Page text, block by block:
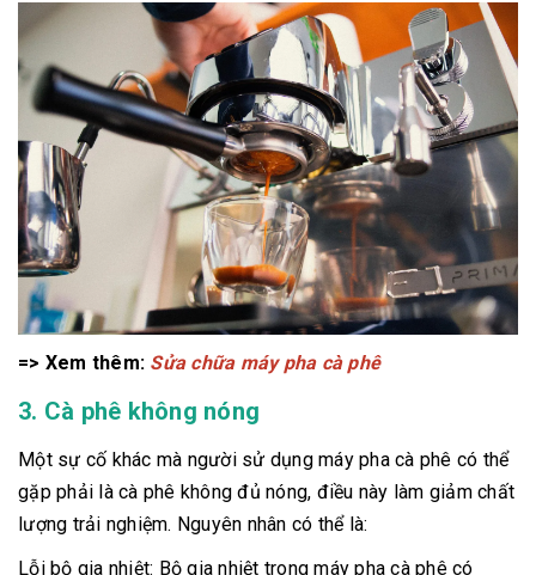
=> Xem thêm: Sửa chữa máy pha cà phê
3. Cà phê không nóng
Một sự cố khác mà người sử dụng máy pha cà phê có thể
gặp phải là cà phê không đủ nóng, điều này làm giảm chất
lượng trải nghiệm. Nguyên nhân có thể là:
Lỗi bộ gia nhiệt: Bộ gia nhiệt trong máy pha cà phê có